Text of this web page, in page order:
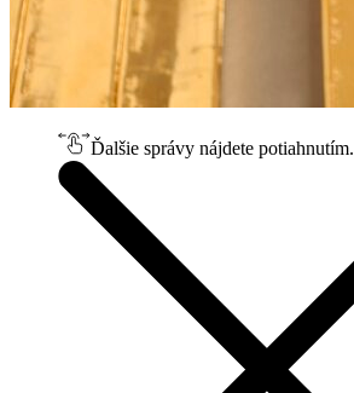
Ďalšie správy nájdete potiahnutím.